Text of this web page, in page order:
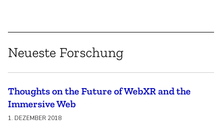
Neueste Forschung
Thoughts on the Future of WebXR and the
Immersive Web
1. DEZEMBER 2018